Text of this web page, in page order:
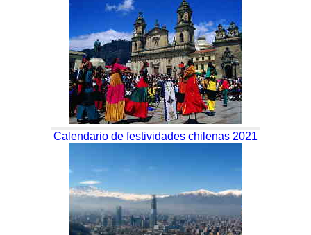
Calendario de festividades chilenas 2021